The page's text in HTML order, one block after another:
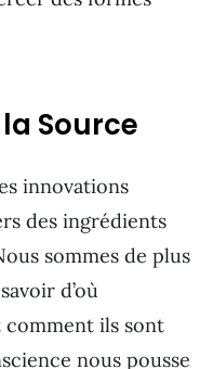
Source
innovations
des ingrédients
sommes de plus
d’où
ils sont
nous pousse